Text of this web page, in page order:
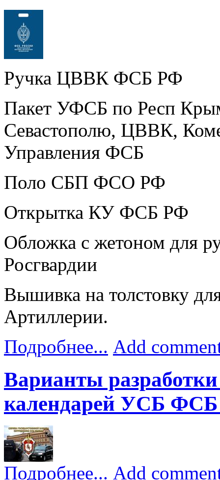
Ручка ЦВВК ФСБ РФ
Пакет УФСБ по Респ
Севастополю, ЦВВК,
Управления ФСБ
Поло СБП ФСО РФ
Открытка КУ ФСБ РФ
Обложка с жетоном для
Росгвардии
Вышивка на толстовку
Артиллерии.
Подробнее... Add
Варианты
календарей УСБ
Подробнее... Add